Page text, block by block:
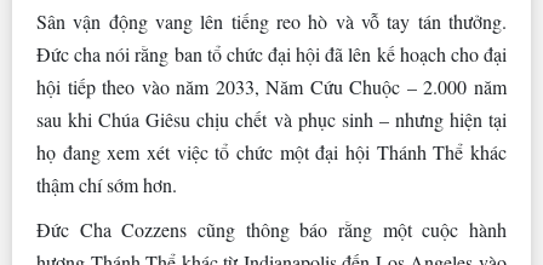
Sân vận động vang lên tiếng reo hò và vỗ tay tán thưởng.
Đức cha nói rằng ban tổ chức đại hội đã lên kế hoạch cho đại
hội tiếp theo vào năm 2033, Năm Cứu Chuộc – 2.000 năm
sau khi Chúa Giêsu chịu chết và phục sinh – nhưng hiện tại
họ đang xem xét việc tổ chức một đại hội Thánh Thể khác
thậm chí sớm hơn.
Đức Cha Cozzens cũng thông báo rằng một cuộc hành